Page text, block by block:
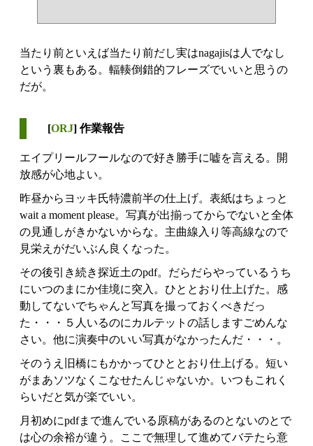
当たり前といえば当たり前だし実はnagajisは人でなし
という裏もある。輻輳倒錯的フレーズでいいと思うの
だが。
[ORJ] 作業報告
エイプリールフールなので好き勝手に嘘を言える。開
放感が心地よい。
昨昼からヨッキ氏特濃前半の仕上げ。表紙はちょっと
wait a moment please。写真が出揃ってからでないと全体
の見通しがきかないからな。主曲線入り等高線なので
見栄えがだいぶん良くなった。
その後引き続き探近土のpdf。だらだらやっているうち
にいつのまにか佳境に突入。ひととおり仕上げた。感
動してないでちゃんと写真を撮っておくべきだっ
た・・・５人いるのにカルテットの話しますごめんな
さい。他に演奏中のいい写真がなかったんだ・・・。
そのうえ旧橋にもかかってひととおり仕上げる。短い
がまあソツなくこなせたんじゃないか。いつもこれく
らいだと気が楽でいい。
月初めにpdfまで進んでいる原稿があるのとないのとで
は心の余裕が違う。ここで無理して進めてバテたら意